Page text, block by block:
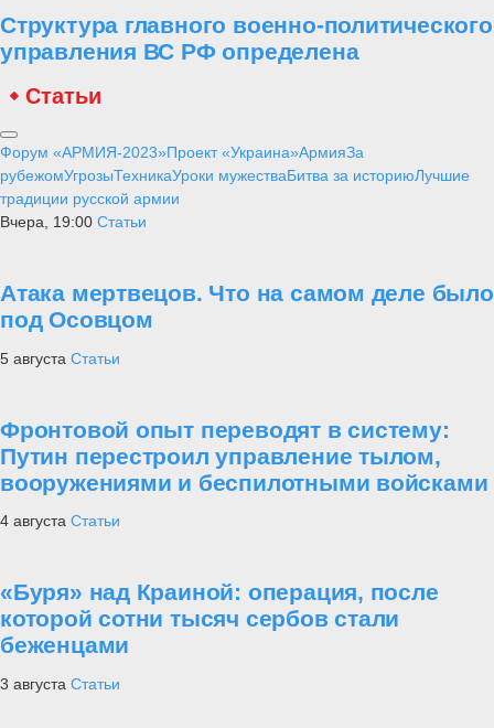
Структура главного военно-политического
управления ВС РФ определена
Статьи
Форум «АРМИЯ-2023»Проект «Украина»АрмияЗа
рубежомУгрозыТехникаУроки мужестваБитва за историюЛучшие
традиции русской армии
Вчера, 19:00 Статьи
Атака мертвецов. Что на самом деле было
под Осовцом
5 августа Статьи
Фронтовой опыт переводят в систему:
Путин перестроил управление тылом,
вооружениями и беспилотными войсками
4 августа Статьи
«Буря» над Краиной: операция, после
которой сотни тысяч сербов стали
беженцами
3 августа Статьи